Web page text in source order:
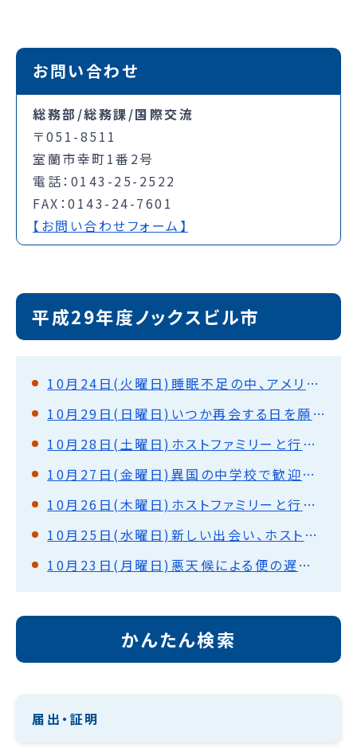
お問い合わせ
総務部/総務課/国際交流
〒051-8511
室蘭市幸町1番2号
電話：0143-25-2522
FAX：0143-24-7601
【お問い合わせフォーム】
平成29年度ノックスビル市
10月24日(火曜日)睡眠不足の中、アメリカの政治中心地を巡って（ワシントンD.C）
10月29日(日曜日)いつか再会する日を願って(ノックスビル)
10月28日(土曜日)ホストファミリーと行動(ノックスビル)
10月27日(金曜日)異国の中学校で歓迎式・授業体験、夜は外で夕食会(ノックスビル)
10月26日(木曜日)ホストファミリーと行動(ノックスビル)
10月25日(水曜日)新しい出会い、ホストファミリーと対面(ノックスビル)
10月23日(月曜日)悪天候による便の遅延や変更！移動で約31時間！
かんたん検索
届出・証明